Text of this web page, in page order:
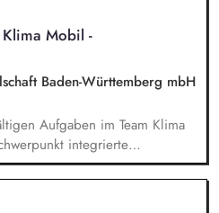
du bei der
Erfassung von nachhaltigen
hilfst du bei der
Vorgaben zur
Mobil -
Baden-Württemberg mbH
Aufgaben im Team Klima
integrierte
Koordination und
Erstellung von
Websitepflege und -